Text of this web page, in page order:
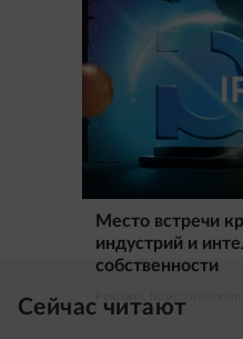
Место встречи
индустрий и
собственности
Сейчас читают